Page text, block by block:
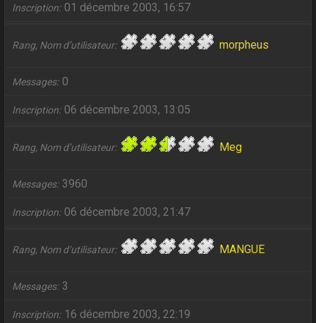
Inscription 01 décembre 2003, 16:57
Rang, Nom d’utilisateur morpheus
Messages 0
Inscription 06 décembre 2003, 13:05
Rang, Nom d’utilisateur Meg
Messages 3960
Inscription 06 décembre 2003, 21:47
Rang, Nom d’utilisateur MANGUE
Messages 3
Inscription 16 décembre 2003, 22:19